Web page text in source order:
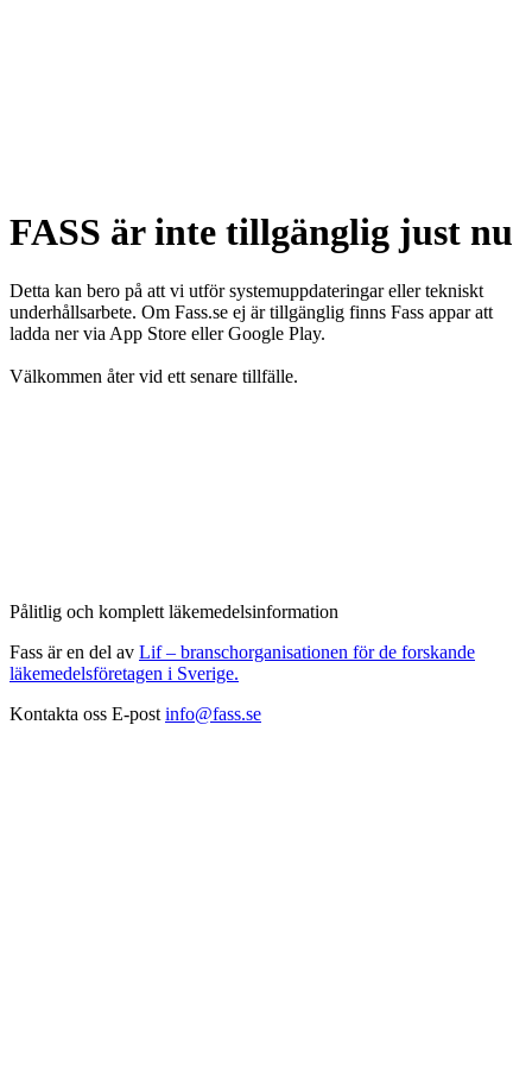
FASS är inte tillgänglig just nu
Detta kan bero på att vi utför systemuppdateringar eller tekniskt
underhållsarbete. Om Fass.se ej är tillgänglig finns Fass appar att
ladda ner via App Store eller Google Play.
Välkommen åter vid ett senare tillfälle.
Pålitlig och komplett läkemedelsinformation
Fass är en del av Lif – branschorganisationen för de forskande
läkemedelsföretagen i Sverige.
Kontakta oss E-post info@fass.se